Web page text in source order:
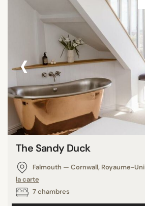
‹
The Sandy Duck
Falmouth — Cornwall, Royaume-Uni
la carte
7 chambres